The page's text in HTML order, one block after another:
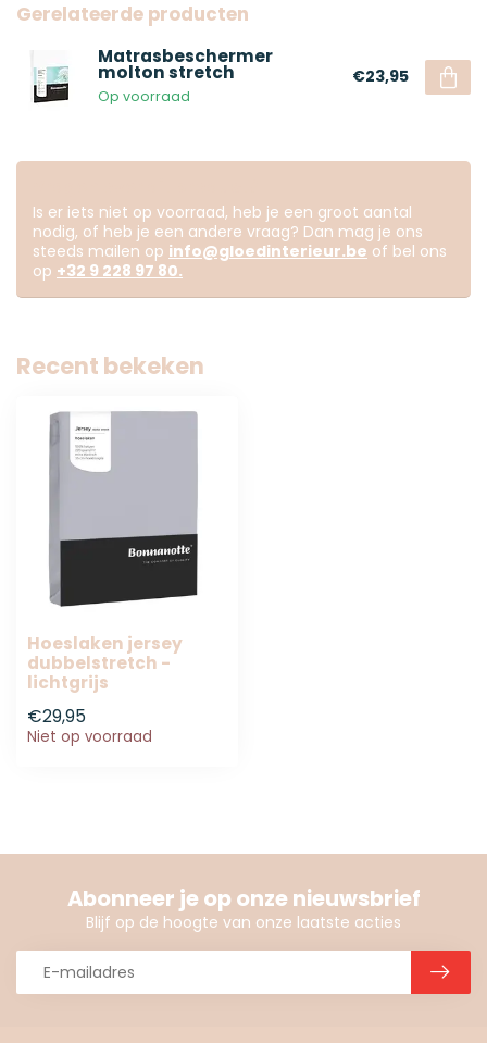
Gerelateerde producten
Matrasbeschermer
molton stretch
Op voorraad
€23,95
Is er iets niet op voorraad, heb je een groot aantal
nodig, of heb je een andere vraag? Dan mag je ons
steeds mailen op info@gloedinterieur.be of bel ons
op +32 9 228 97 80.
Recent bekeken
Hoeslaken jersey
dubbelstretch -
lichtgrijs
€29,95
Niet op voorraad
Abonneer je op onze nieuwsbrief
Blijf op de hoogte van onze laatste acties